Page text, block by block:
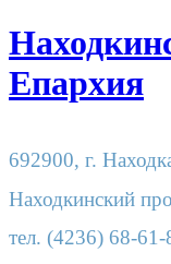
Епархия
692900, г.
Находкинский
тел. (4236) 68-61-